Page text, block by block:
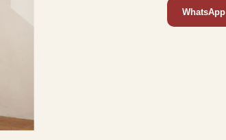
WhatsApp